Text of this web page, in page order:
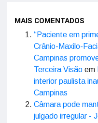
MAIS COMENTADOS
“Paciente em
Crânio-Maxilo-
Campinas
Terceira Visão em
interior paulista
Campinas
Câmara pode
julgado irregular -